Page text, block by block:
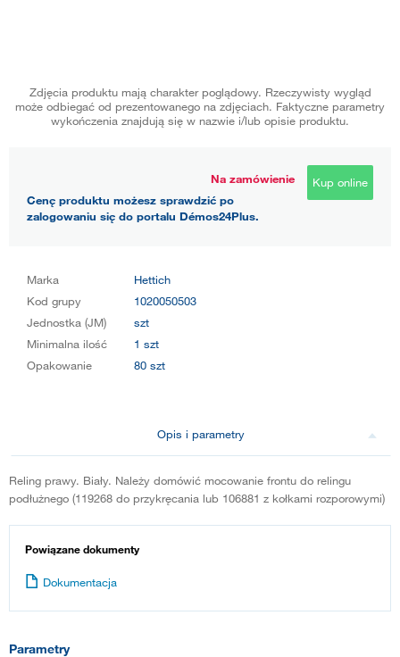
Zdjęcia produktu mają charakter poglądowy. Rzeczywisty wygląd
może odbiegać od prezentowanego na zdjęciach. Faktyczne parametry
wykończenia znajdują się w nazwie i/lub opisie produktu.
Na zamówienie
Cenę produktu możesz sprawdzić po
zalogowaniu się do portalu Démos24Plus.
Kup online
Marka
Hettich
Kod grupy
1020050503
Jednostka (JM)
szt
Minimalna ilość
1 szt
Opakowanie
80 szt
Opis i parametry
Reling prawy. Biały. Należy domówić mocowanie frontu do relingu
podłużnego (119268 do przykręcania lub 106881 z kołkami rozporowymi)
Powiązane dokumenty
Dokumentacja
Parametry